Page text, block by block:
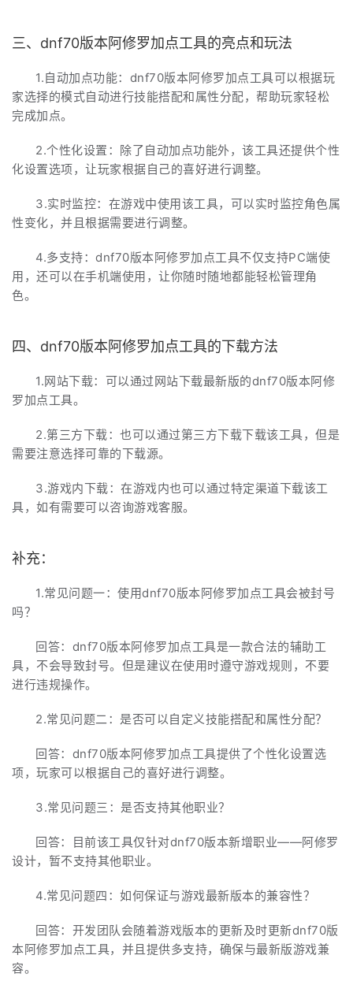
三、dnf70版本阿修罗加点工具的亮点和玩法
1.自动加点功能：dnf70版本阿修罗加点工具可以根据玩
家选择的模式自动进行技能搭配和属性分配，帮助玩家轻松
完成加点。
2.个性化设置：除了自动加点功能外，该工具还提供个性
化设置选项，让玩家根据自己的喜好进行调整。
3.实时监控：在游戏中使用该工具，可以实时监控角色属
性变化，并且根据需要进行调整。
4.多支持：dnf70版本阿修罗加点工具不仅支持PC端使
用，还可以在手机端使用，让你随时随地都能轻松管理角
色。
四、dnf70版本阿修罗加点工具的下载方法
1.网站下载：可以通过网站下载最新版的dnf70版本阿修
罗加点工具。
2.第三方下载：也可以通过第三方下载下载该工具，但是
需要注意选择可靠的下载源。
3.游戏内下载：在游戏内也可以通过特定渠道下载该工
具，如有需要可以咨询游戏客服。
补充：
1.常见问题一：使用dnf70版本阿修罗加点工具会被封号
吗？
回答：dnf70版本阿修罗加点工具是一款合法的辅助工
具，不会导致封号。但是建议在使用时遵守游戏规则，不要
进行违规操作。
2.常见问题二：是否可以自定义技能搭配和属性分配？
回答：dnf70版本阿修罗加点工具提供了个性化设置选
项，玩家可以根据自己的喜好进行调整。
3.常见问题三：是否支持其他职业？
回答：目前该工具仅针对dnf70版本新增职业——阿修罗
设计，暂不支持其他职业。
4.常见问题四：如何保证与游戏最新版本的兼容性？
回答：开发团队会随着游戏版本的更新及时更新dnf70版
本阿修罗加点工具，并且提供多支持，确保与最新版游戏兼
容。